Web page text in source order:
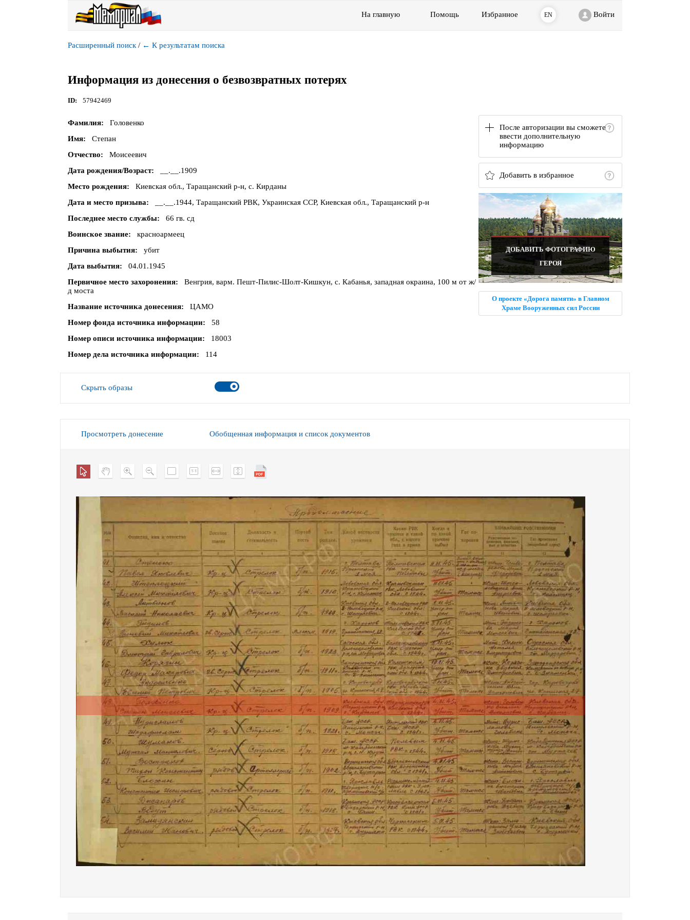
На главную Помощь Избранное EN Войти
Расширенный поиск / ← К результатам поиска
Информация из донесения о безвозвратных потерях
ID 57942469
После авторизации вы сможете
ввести дополнительную
информацию
Добавить в избранное
ДОБАВИТЬ ФОТОГРАФИЮ
ГЕРОЯ
О проекте «Дорога памяти» в Главном
Храме Вооруженных сил России
Фамилия
Головенко
Имя
Степан
Отчество
Моисеевич
Дата рождения/Возраст
__.__.1909
Место рождения
Киевская обл., Таращанский р-н, с. Кирданы
Дата и место призыва
__.__.1944, Таращанский РВК, Украинская ССР, Киевская обл., Таращанский р-н
Последнее место службы
66 гв. сд
Воинское звание
красноармеец
Причина выбытия
убит
Дата выбытия
04.01.1945
Первичное место захоронения
Венгрия, варм. Пешт-Пилис-Шолт-Кишкун, с. Кабанья, западная окраина, 100 м от ж/
д моста
Название источника донесения
ЦАМО
Номер фонда источника информации
58
Номер описи источника информации
18003
Номер дела источника информации
114
Скрыть образы
Просмотреть донесение Обобщенная информация и список документов